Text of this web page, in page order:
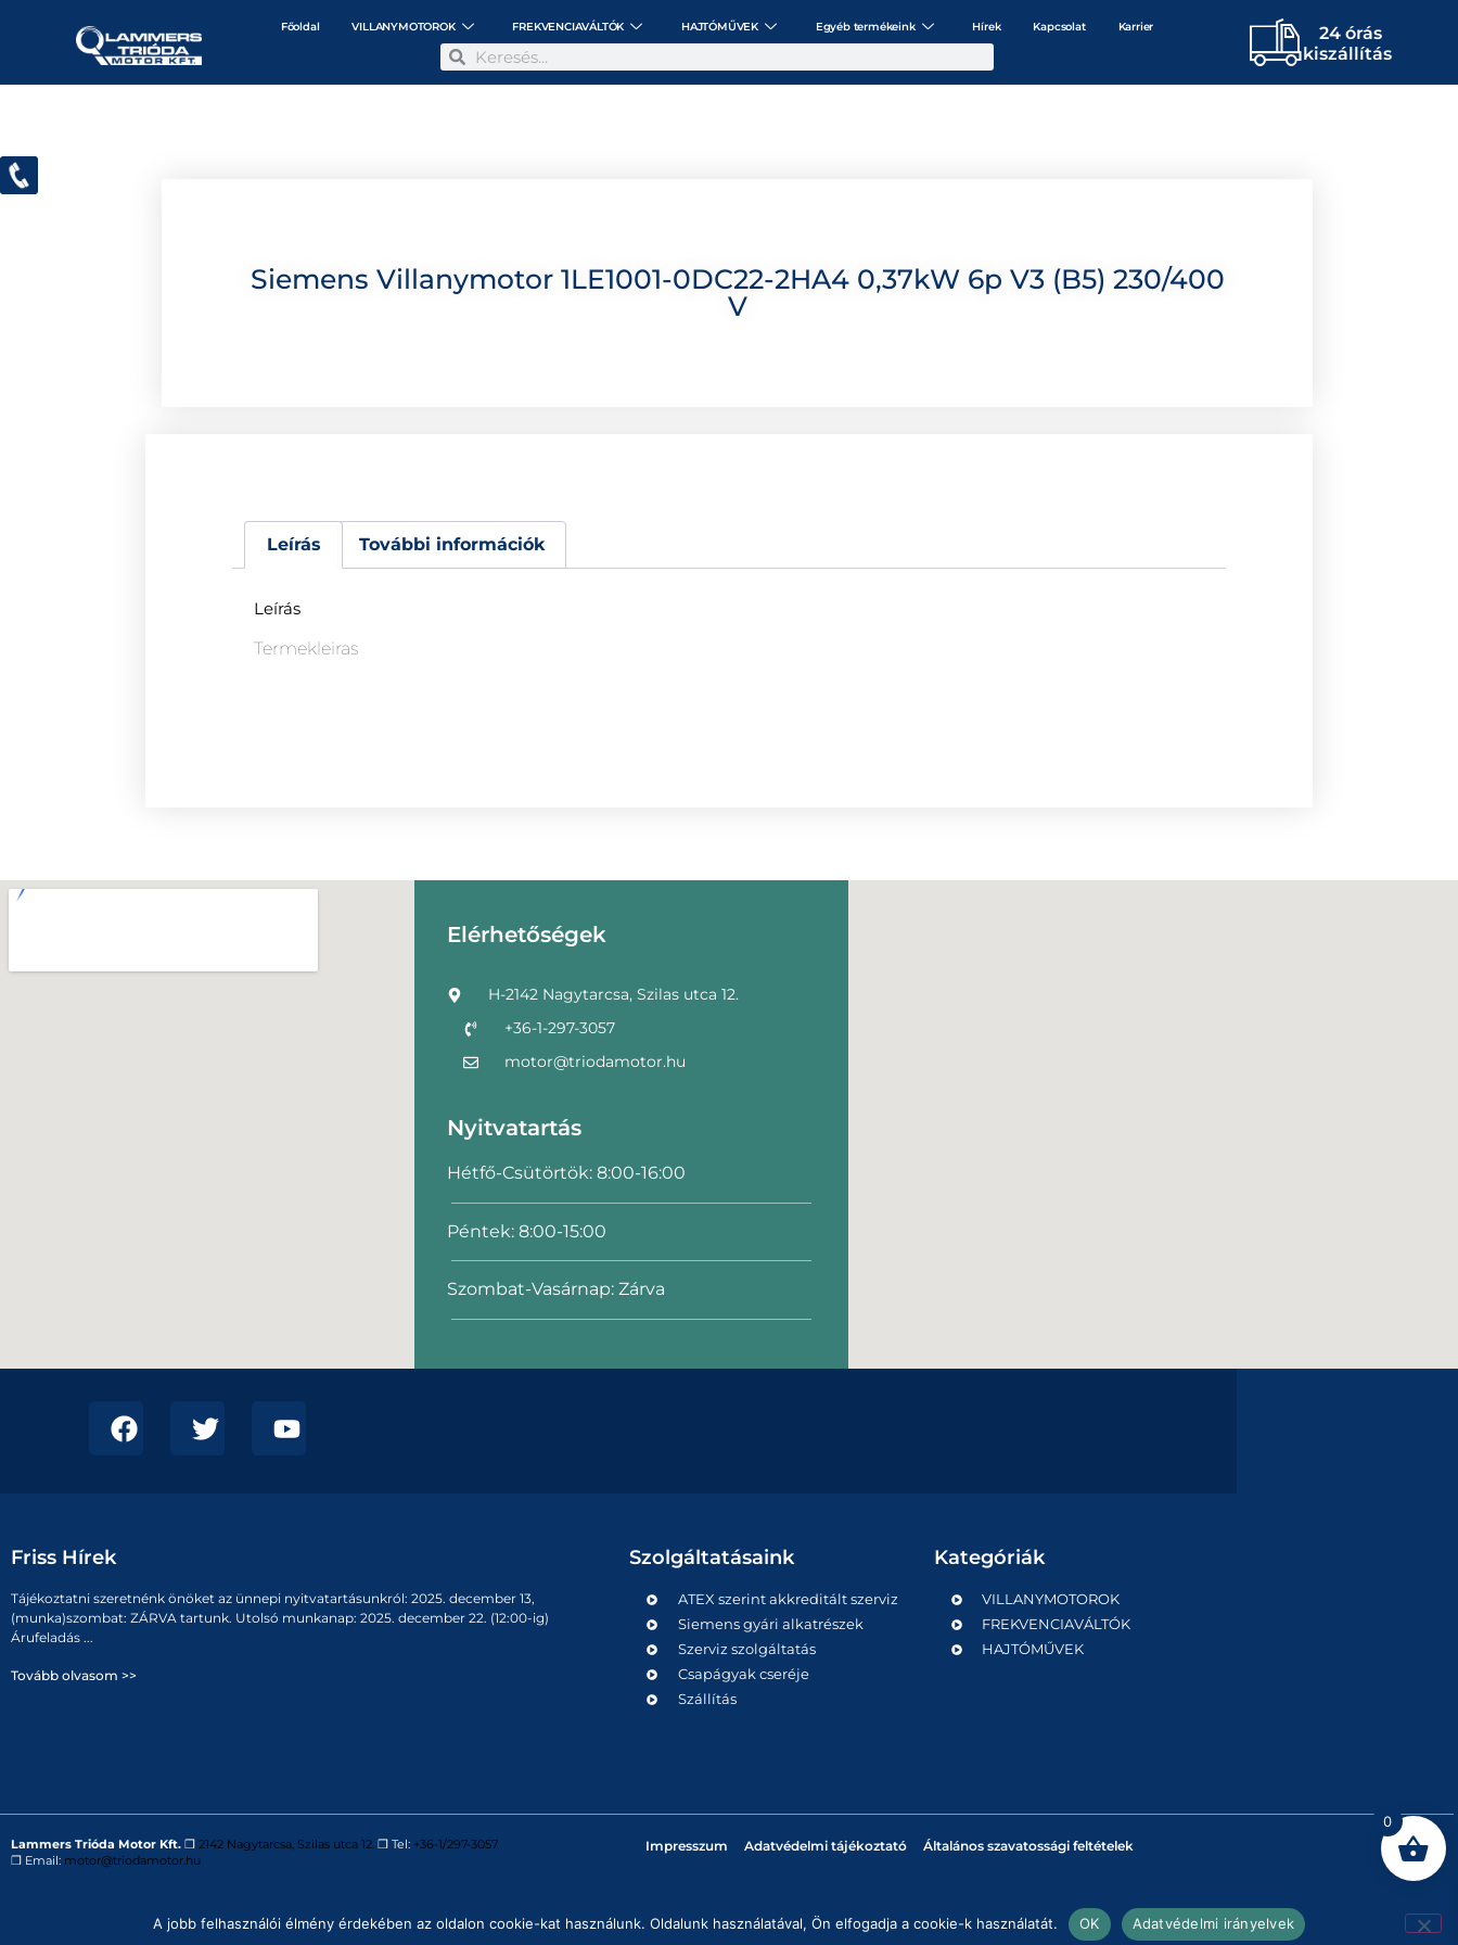
Főoldal VILLANYMOTOROK FREKVENCIAVÁLTÓK HAJTÓMŰVEK Egyéb termékeink Hírek Kapcsolat Karrier
24 órás
kiszállítás
Siemens Villanymotor 1LE1001-0DC22-2HA4 0,37kW 6p V3 (B5) 230/400
V
Leírás További információk
Leírás
Termekleiras
Elérhetőségek
H-2142 Nagytarcsa, Szilas utca 12.
+36-1-297-3057
motor@triodamotor.hu
Nyitvatartás
Hétfő-Csütörtök: 8:00-16:00
Péntek: 8:00-15:00
Szombat-Vasárnap: Zárva
Friss Hírek
Tájékoztatni szeretnénk önöket az ünnepi nyitvatartásunkról: 2025. december 13,
(munka)szombat: ZÁRVA tartunk. Utolsó munkanap: 2025. december 22. (12:00-ig)
Árufeladás ...
Tovább olvasom >>
Szolgáltatásaink
ATEX szerint akkreditált szerviz
Siemens gyári alkatrészek
Szerviz szolgáltatás
Csapágyak cseréje
Szállítás
Kategóriák
VILLANYMOTOROK
FREKVENCIAVÁLTÓK
HAJTÓMŰVEK
Lammers Trióda Motor Kft. ❒ 2142 Nagytarcsa, Szilas utca 12. ❒ Tel: +36-1/297-3057
❒ Email: motor@triodamotor.hu
Impresszum Adatvédelmi tájékoztató Általános szavatossági feltételek
0
A jobb felhasználói élmény érdekében az oldalon cookie-kat használunk. Oldalunk használatával, Ön elfogadja a cookie-k használatát. OK Adatvédelmi irányelvek